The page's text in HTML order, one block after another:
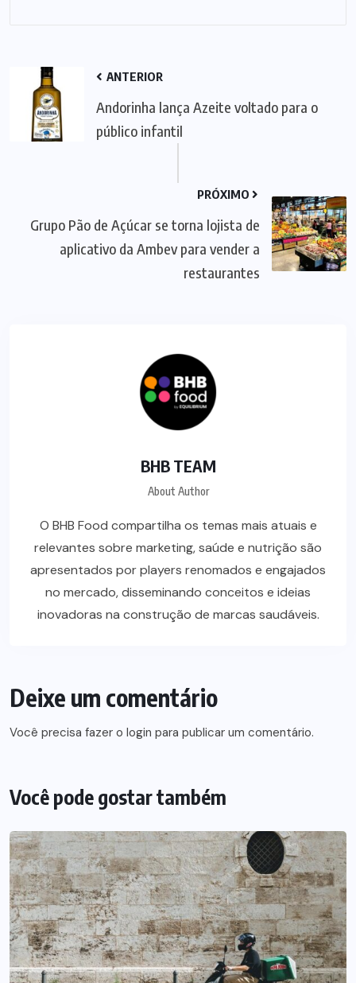
ANTERIOR
Andorinha lança Azeite voltado para o
público infantil
PRÓXIMO
Grupo Pão de Açúcar se torna lojista de
aplicativo da Ambev para vender a
restaurantes
BHB TEAM
About Author
O BHB Food compartilha os temas mais atuais e
relevantes sobre marketing, saúde e nutrição são
apresentados por players renomados e engajados
no mercado, disseminando conceitos e ideias
inovadoras na construção de marcas saudáveis.
Deixe um comentário
Você precisa fazer o login para publicar um comentário.
Você pode gostar também